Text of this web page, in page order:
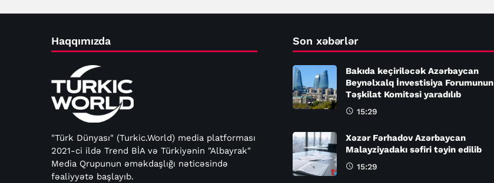
Haqqımızda
"Türk Dünyası" (Turkic.World) media platforması
2021-ci ildə Trend BİA və Türkiyənin "Albayrak"
Media Qrupunun əməkdaşlığı nəticəsində
fəaliyyətə başlayıb.
Son xəbərlər
Bakıda keçiriləcək Azərbaycan
Beynəlxalq İnvestisiya Forumunun
Təşkilat Komitəsi yaradılıb
15:29
Xəzər Fərhadov Azərbaycan
Malayziyadakı səfiri təyin edilib
15:29